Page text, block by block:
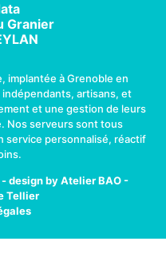
Granier
implantée à Grenoble en
indépendants, artisans, et
et une gestion de leurs
Nos serveurs sont tous
service personnalisé, réactif
design by Atelier BAO -
Tellier